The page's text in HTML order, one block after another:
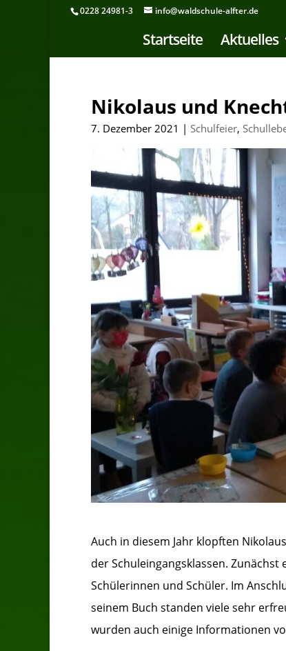
0228 24981-3 info@waldschule-alfter.de
Startseite Aktuelles
Nikolaus und
7. Dezember 2021 | Schulfeier,
Auch in diesem Jahr klopften
der Schuleingangsklassen.
Schülerinnen und Schüler. Im
seinem Buch standen viele sehr
wurden auch einige Informationen